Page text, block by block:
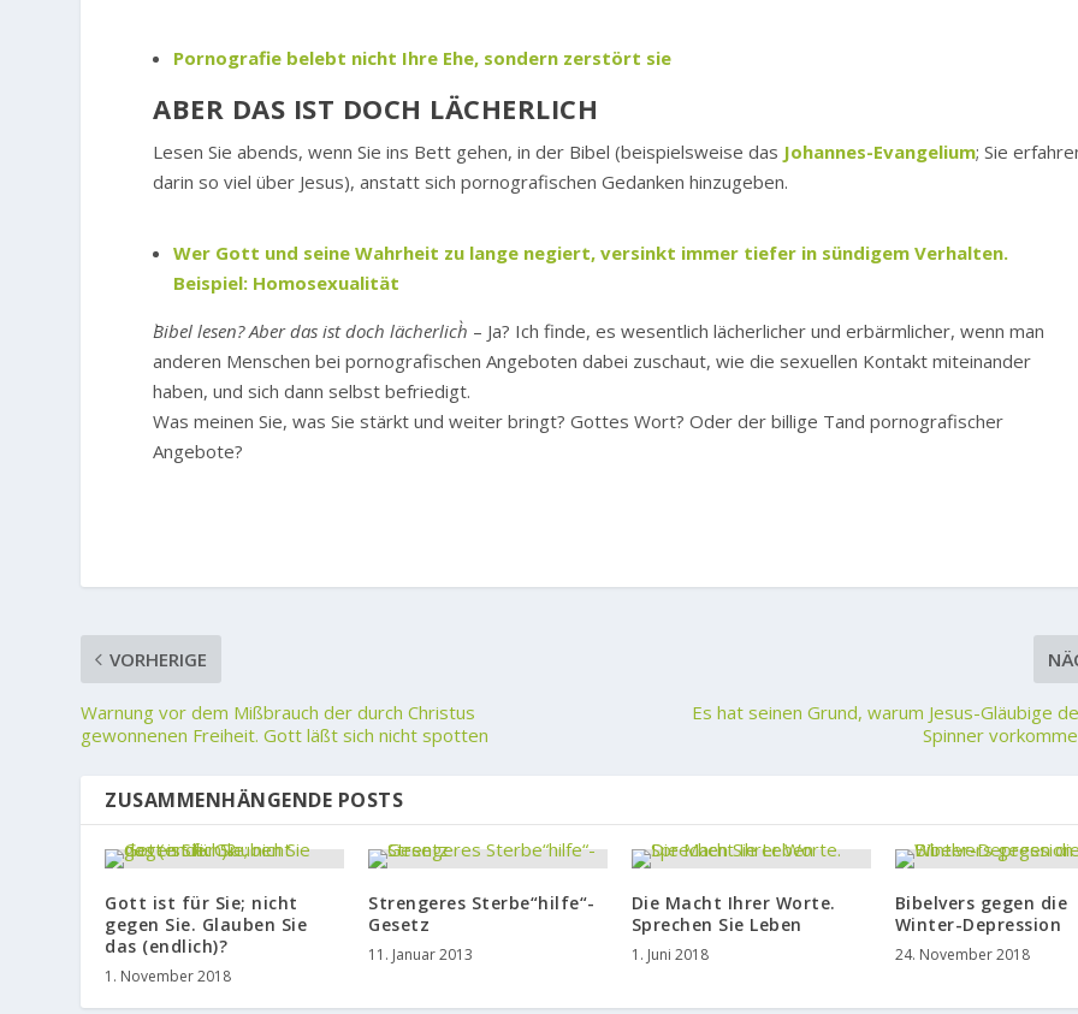
Pornografie belebt nicht Ihre Ehe, sondern zerstört sie
ABER DAS IST DOCH LÄCHERLICH
Lesen Sie abends, wenn Sie ins Bett gehen, in der Bibel (beispielsweise das Johannes-Evangelium; Sie
darin so viel über Jesus), anstatt sich pornografischen Gedanken hinzugeben.
Wer Gott und seine Wahrheit zu lange negiert, versinkt immer tiefer in sündigem Verhalten.
Beispiel: Homosexualität
`Bibel lesen? Aber das ist doch lächerlich` – Ja? Ich finde, es wesentlich lächerlicher und erbärmlicher, wenn man
anderen Menschen bei pornografischen Angeboten dabei zuschaut, wie die sexuellen Kontakt miteinander
haben, und sich dann selbst befriedigt.
Was meinen Sie, was Sie stärkt und weiter bringt? Gottes Wort? Oder der billige Tand pornografischer
Angebote?
VORHERIGE
Warnung vor dem Mißbrauch der durch Christus
gewonnenen Freiheit. Gott läßt sich nicht spotten
Es hat seinen Grund, warum Jesus-Gläubige
Spinner
ZUSAMMENHÄNGENDE POSTS
Gott ist für Sie; nicht
gegen Sie. Glauben Sie
das (endlich)?
1. November 2018
Strengeres Sterbe“hilfe“-
Gesetz
11. Januar 2013
Die Macht Ihrer Worte.
Sprechen Sie Leben
1. Juni 2018
Bibelvers gegen die
Winter-Depression
24. November 2018